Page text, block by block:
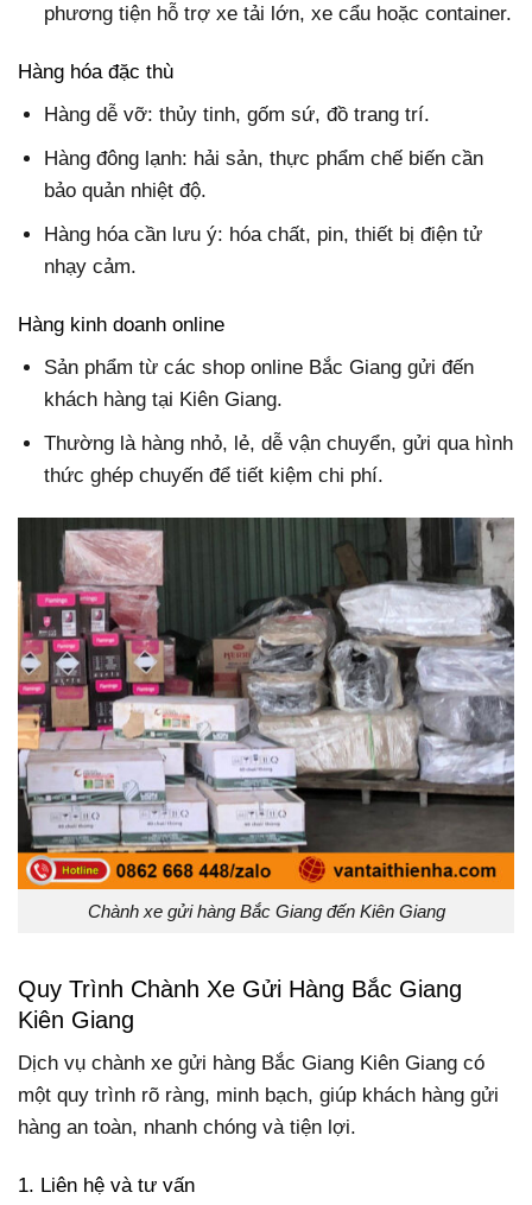
phương tiện hỗ trợ xe tải lớn, xe cẩu hoặc container.
Hàng hóa đặc thù
Hàng dễ vỡ: thủy tinh, gốm sứ, đồ trang trí.
Hàng đông lạnh: hải sản, thực phẩm chế biến cần
bảo quản nhiệt độ.
Hàng hóa cần lưu ý: hóa chất, pin, thiết bị điện tử
nhạy cảm.
Hàng kinh doanh online
Sản phẩm từ các shop online Bắc Giang gửi đến
khách hàng tại Kiên Giang.
Thường là hàng nhỏ, lẻ, dễ vận chuyển, gửi qua hình
thức ghép chuyến để tiết kiệm chi phí.
Chành xe gửi hàng Bắc Giang đến Kiên Giang
Quy Trình Chành Xe Gửi Hàng Bắc Giang
Kiên Giang
Dịch vụ chành xe gửi hàng Bắc Giang Kiên Giang có
một quy trình rõ ràng, minh bạch, giúp khách hàng gửi
hàng an toàn, nhanh chóng và tiện lợi.
1. Liên hệ và tư vấn